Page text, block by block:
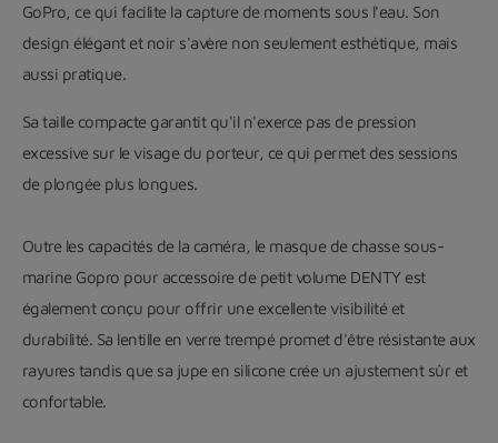
GoPro, ce qui facilite la capture de moments sous l'eau. Son
design élégant et noir s'avère non seulement esthétique, mais
aussi pratique.
Sa taille compacte garantit qu'il n'exerce pas de pression
excessive sur le visage du porteur, ce qui permet des sessions
de plongée plus longues.
Outre les capacités de la caméra, le masque de chasse sous-
marine Gopro pour accessoire de petit volume DENTY est
également conçu pour offrir une excellente visibilité et
durabilité. Sa lentille en verre trempé promet d'être résistante aux
rayures tandis que sa jupe en silicone crée un ajustement sûr et
confortable.